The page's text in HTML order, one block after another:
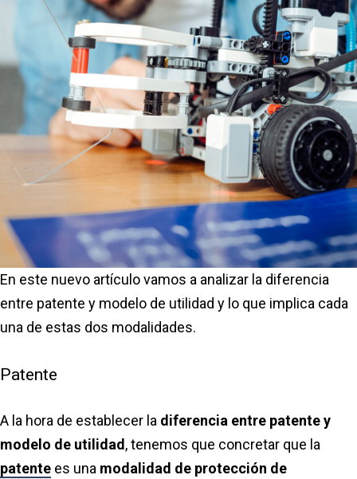
En este nuevo artículo vamos a analizar la diferencia
entre patente y modelo de utilidad y lo que implica cada
una de estas dos modalidades.
Patente
A la hora de establecer la diferencia entre patente y
modelo de utilidad , tenemos que concretar que la
patente es una modalidad de protección de